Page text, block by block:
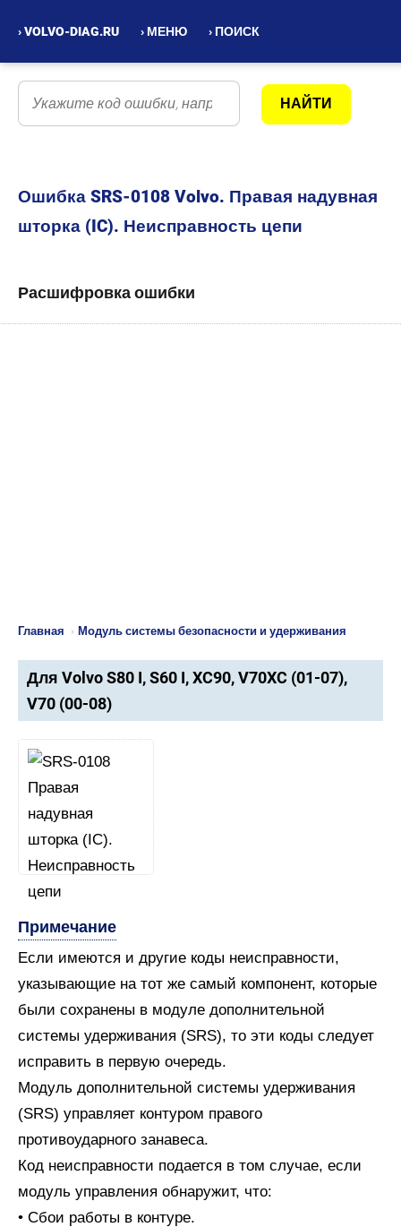
› VOLVO-DIAG.RU › МЕНЮ › ПОИСК
Ошибка SRS-0108 Volvo. Правая надувная
шторка (IC). Неисправность цепи
Расшифровка ошибки
Главная › Модуль системы безопасности и удерживания
Для Volvo S80 I, S60 I, XC90, V70XC (01-07),
V70 (00-08)
Примечание
Если имеются и другие коды неисправности,
указывающие на тот же самый компонент, которые
были сохранены в модуле дополнительной
системы удерживания (SRS), то эти коды следует
исправить в первую очередь.
Модуль дополнительной системы удерживания
(SRS) управляет контуром правого
противоударного занавеса.
Код неисправности подается в том случае, если
модуль управления обнаружит, что:
• Сбои работы в контуре.